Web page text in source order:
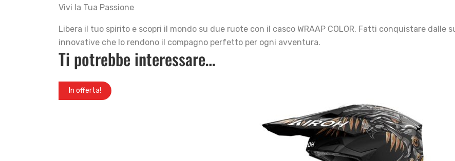
Vivi la Tua Passione
Libera il tuo spirito e scopri il mondo su due ruote con il casco WRAAP COLOR. Fatti conquistare
innovative che lo rendono il compagno perfetto per ogni avventura.
Ti potrebbe interessare…
In offerta!